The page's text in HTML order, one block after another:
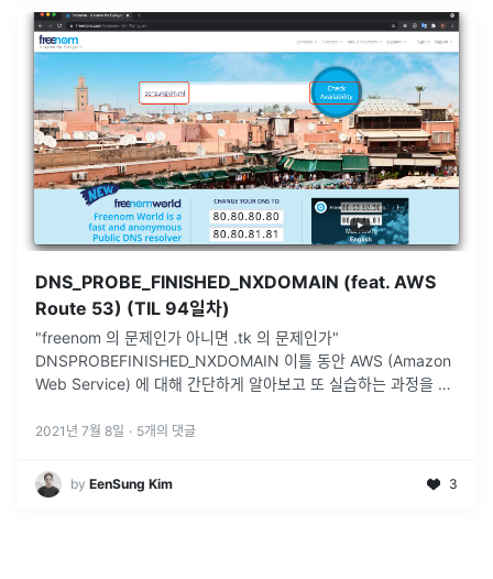
DNS_PROBE_FINISHED_NXDOMAIN (feat. AWS
Route 53) (TIL 94일차)
"freenom 의 문제인가 아니면 .tk 의 문제인가"
DNSPROBEFINISHED_NXDOMAIN 이틀 동안 AWS (Amazon
Web Service) 에 대해 간단하게 알아보고 또 실습하는 과정을 밟
2021년 7월 8일 · 5개의 댓글
by EenSung Kim 3